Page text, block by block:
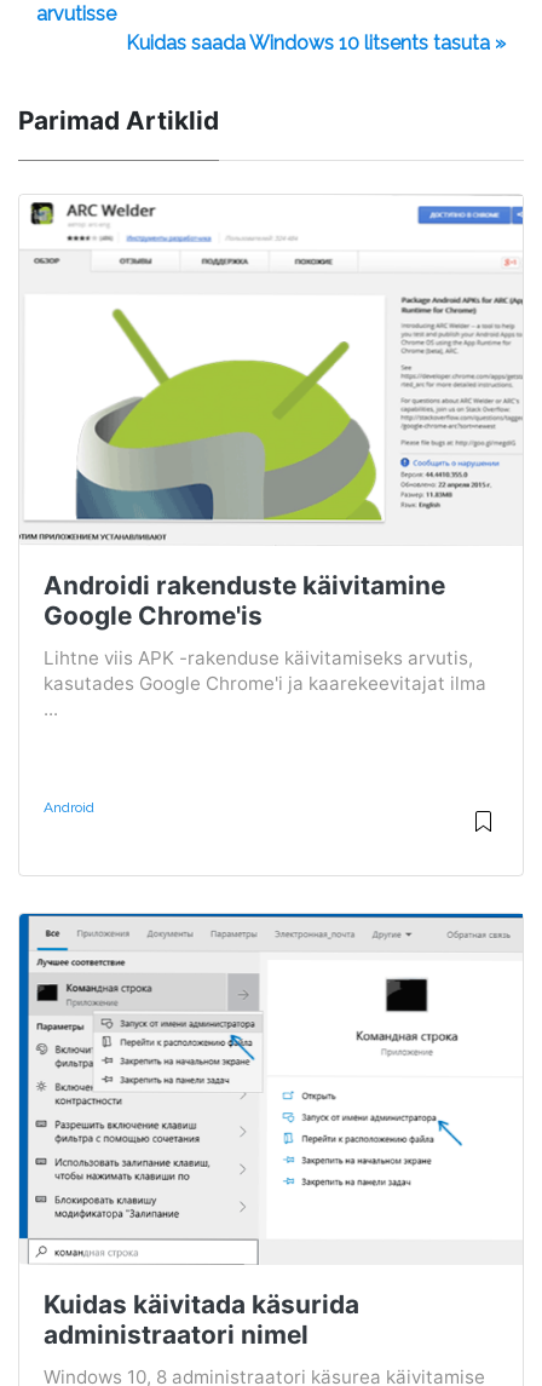
arvutisse
Kuidas saada Windows 10 litsents tasuta »
Parimad Artiklid
Androidi rakenduste käivitamine
Google Chrome'is
Lihtne viis APK -rakenduse käivitamiseks arvutis,
kasutades Google Chrome'i ja kaarekeevitajat ilma
...
Android
Kuidas käivitada käsurida
administraatori nimel
Windows 10, 8 administraatori käsurea käivitamise